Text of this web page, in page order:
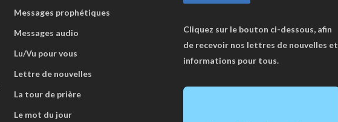
Messages prophétiques
Messages audio
Lu/Vu pour vous
Lettre de nouvelles
La tour de prière
Le mot du jour
Cliquez sur le bouton ci-dessous, afin
de recevoir nos lettres de nouvelles et
informations pour tous.